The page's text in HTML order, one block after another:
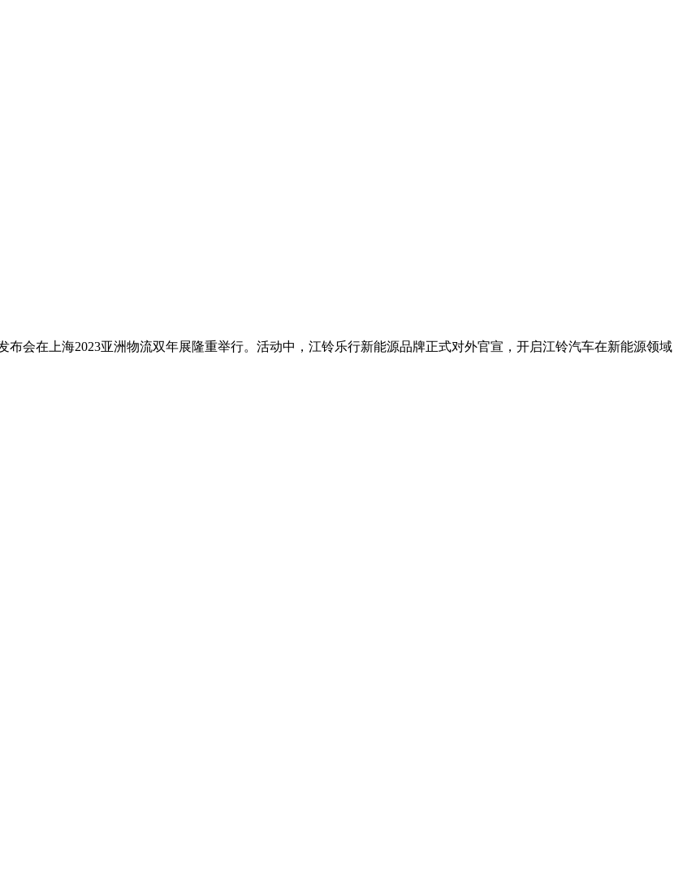
布会在上海2023亚洲物流双年展隆重举行。活动中，江铃乐行新能源品牌正式对外官宣，开启江铃汽车在新能源领域